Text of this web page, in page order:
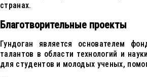
странах.
Благотворительные проекты
Гундоган является основателем
талантов в области технологий и
для студентов и молодых ученых,